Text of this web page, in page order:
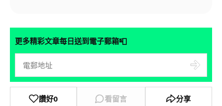
更多精彩文章每日送到電子郵箱📮
讚好0 看留言 分享